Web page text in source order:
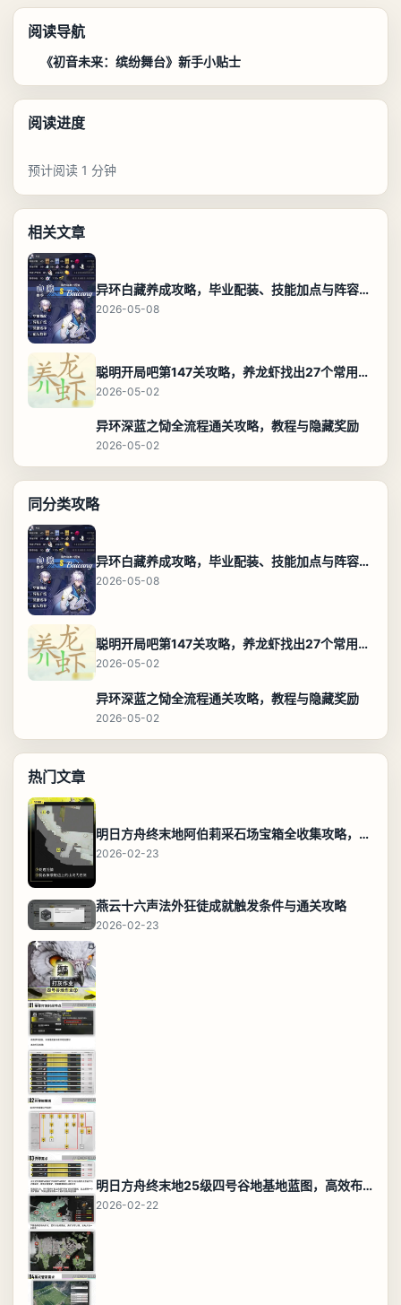
阅读导航
《初音未来：缤纷舞台》新手小贴士
阅读进度
预计阅读 1 分钟
相关文章
异环白藏养成攻略，毕业配装、技能加点与阵容搭配保姆级解析
2026-05-08
聪明开局吧第147关攻略，养龙虾找出27个常用字通关答案
2026-05-02
异环深蓝之恸全流程通关攻略，教程与隐藏奖励
2026-05-02
同分类攻略
异环白藏养成攻略，毕业配装、技能加点与阵容搭配保姆级解析
2026-05-08
聪明开局吧第147关攻略，养龙虾找出27个常用字通关答案
2026-05-02
异环深蓝之恸全流程通关攻略，教程与隐藏奖励
2026-05-02
热门文章
明日方舟终末地阿伯莉采石场宝箱全收集攻略，全点位分布图与路线
2026-02-23
燕云十六声法外狂徒成就触发条件与通关攻略
2026-02-23
明日方舟终末地25级四号谷地基地蓝图，高效布局规划
2026-02-22